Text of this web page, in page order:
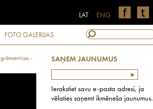
ENG
LAT
FOTO GALERIJAS
SAŅEM JAUNUMUS
Ierakstiet savu e-pasta adresi, ja
vēlaties saņemt ikmēneša jaunumus.
grāmatnīcas -